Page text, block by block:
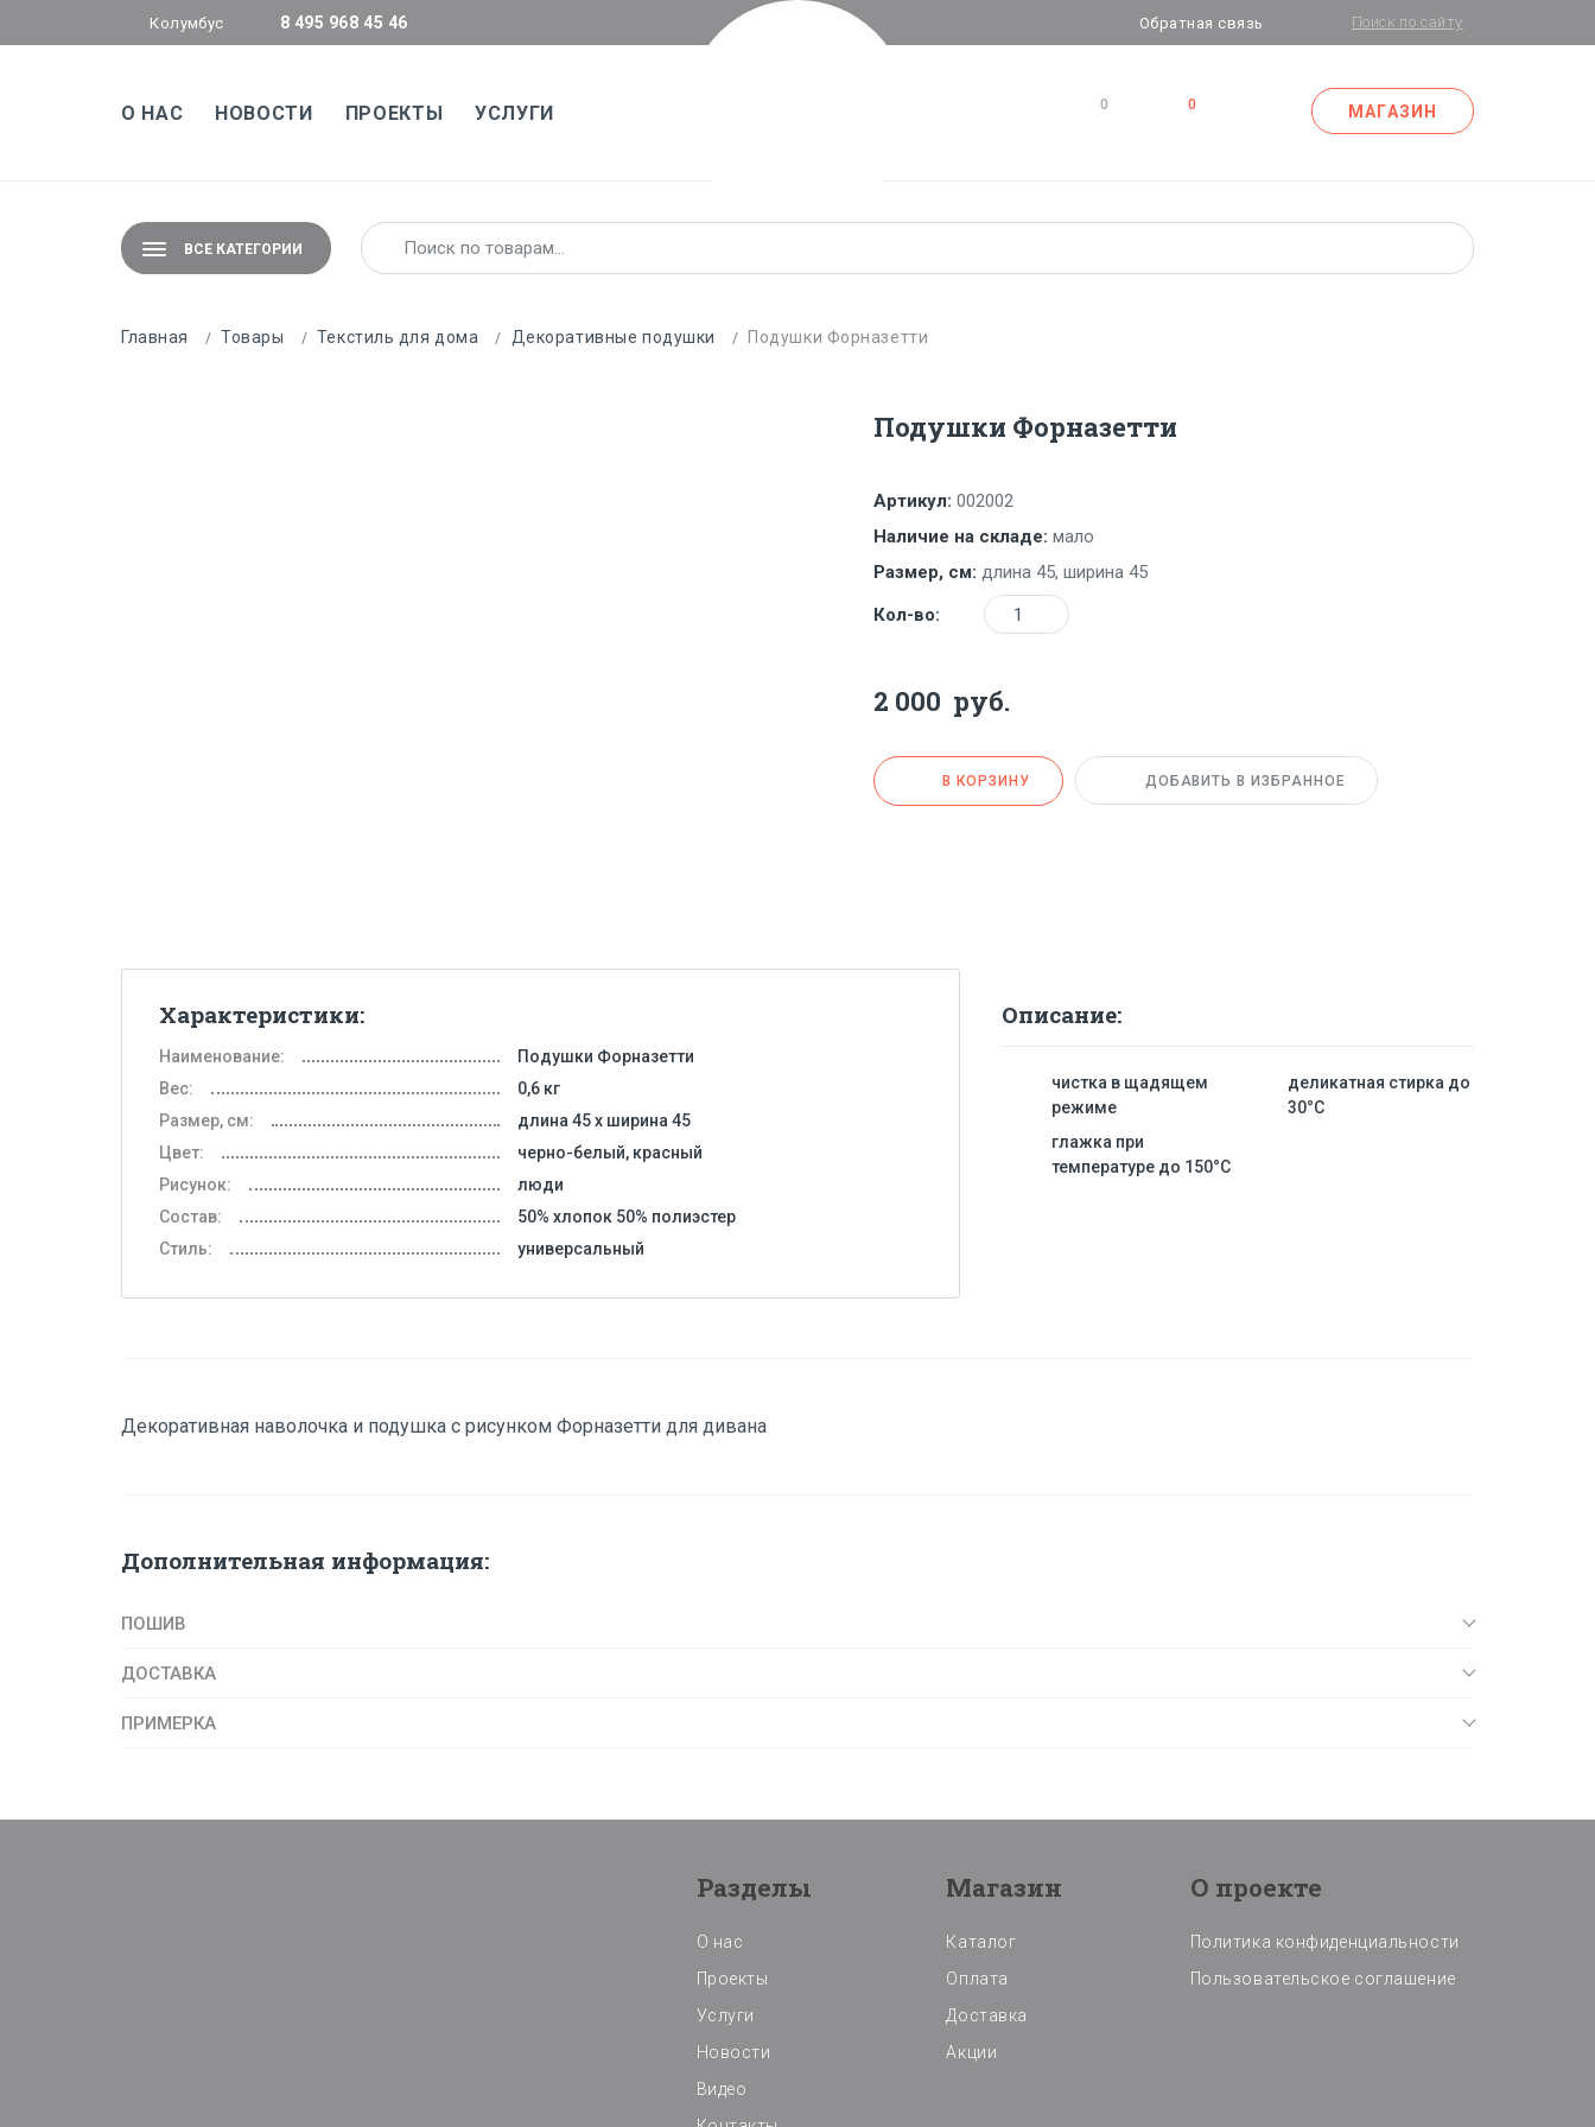
Колумбус 8 495 968 45 46 Обратная связь
О НАС НОВОСТИ ПРОЕКТЫ УСЛУГИ 0 0 МАГАЗИН
ВСЕ КАТЕГОРИИ
Главная Товары Текстиль для дома Декоративные подушки Подушки Форназетти
Подушки Форназетти
Артикул: 002002
Наличие на складе: мало
Размер, см: длина 45, ширина 45
Кол-во:
Количество
2 000 руб.
В КОРЗИНУ ДОБАВИТЬ В ИЗБРАННОЕ
Характеристики:
Наименование:
Подушки Форназетти
Вес:
0,6 кг
Размер, см:
длина 45 x ширина 45
Цвет:
черно-белый, красный
Рисунок:
люди
Состав:
50% хлопок 50% полиэстер
Стиль:
универсальный
Описание:
чистка в щадящем
режиме
деликатная стирка до
30°C
глажка при
температуре до 150°C
Декоративная наволочка и подушка с рисунком Форназетти для дивана
Дополнительная информация:
ПОШИВ
ДОСТАВКА
ПРИМЕРКА
Разделы
О нас
Проекты
Услуги
Новости
Видео
Магазин
Каталог
Оплата
Доставка
Акции
О проекте
Политика конфиденциальности
Пользовательское соглашение